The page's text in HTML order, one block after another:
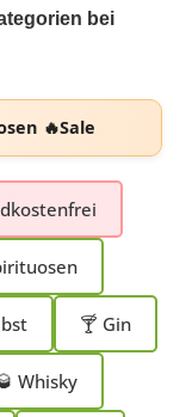
bei
🔥Sale
🍸 Gin
Whisky